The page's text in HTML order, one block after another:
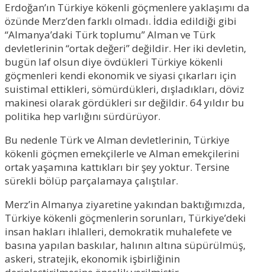
Erdoğan’ın Türkiye kökenli göçmenlere yaklaşımı da
özünde Merz’den farklı olmadı. İddia edildiği gibi
“Almanya’daki Türk toplumu” Alman ve Türk
devletlerinin “ortak değeri” değildir. Her iki devletin,
bugün laf olsun diye övdükleri Türkiye kökenli
göçmenleri kendi ekonomik ve siyasi çıkarları için
suistimal ettikleri, sömürdükleri, dışladıkları, döviz
makinesi olarak gördükleri sır değildir. 64 yıldır bu
politika hep varlığını sürdürüyor.
Bu nedenle Türk ve Alman devletlerinin, Türkiye
kökenli göçmen emekçilerle ve Alman emekçilerini
ortak yaşamına kattıkları bir şey yoktur. Tersine
sürekli bölüp parçalamaya çalıştılar.
Merz’in Almanya ziyaretine yakından baktığımızda,
Türkiye kökenli göçmenlerin sorunları, Türkiye’deki
insan hakları ihlalleri, demokratik muhalefete ve
basına yapılan baskılar, halının altına süpürülmüş,
askeri, stratejik, ekonomik işbirliğinin